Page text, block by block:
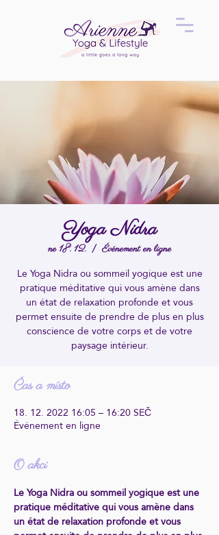
Yoga Nidra
ne 18. 12.
  |
Événement en ligne
Le Yoga Nidra ou sommeil yogique est une
pratique méditative qui vous amène dans
un état de relaxation profonde et vous
permet ensuite de prendre de plus en plus
conscience de votre corps et de votre
paysage intérieur.
Čas a místo
18. 12. 2022 16:05 – 16:20 SEČ
Événement en ligne
O akci
Le Yoga Nidra ou sommeil yogique est une
pratique méditative qui vous amène dans
un état de relaxation profonde et vous